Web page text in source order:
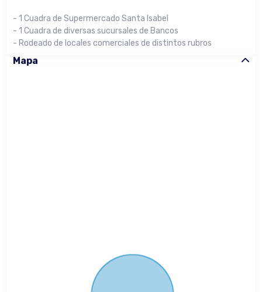
- 1 Cuadra de Supermercado Santa Isabel
- 1 Cuadra de diversas sucursales de Bancos
- Rodeado de locales comerciales de distintos rubros
Mapa